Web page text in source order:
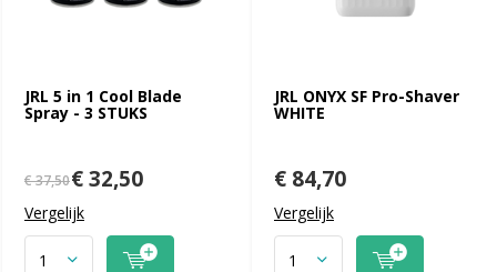
JRL 5 in 1 Cool Blade
Spray - 3 STUKS
€ 37,50€ 32,50
Vergelijk
JRL ONYX SF Pro-Shaver
WHITE
€ 84,70
Vergelijk